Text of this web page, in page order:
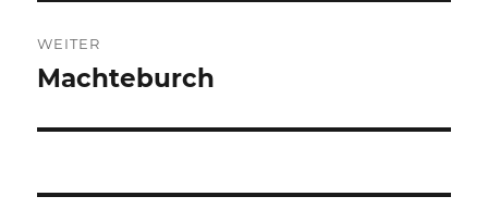
WEITER
Nächster
Machteburch